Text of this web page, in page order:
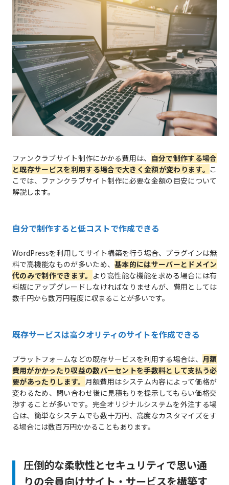
ファンクラブサイト制作にかかる費用は、
自分で制作する場合
と既存サービスを利用する場合で大きく金額が変わります。 こ
こでは、ファンクラブサイト制作に必要な金額の目安について
解説します。
自分で制作すると低コストで作成できる
WordPressを利用してサイト構築を行う場合、プラグインは無
料で高機能なものが多いため、基本的にはサーバーとドメイン
代のみで制作できます。 より高性能な機能を求める場合には有
料版にアップグレードしなければなりませんが、費用としては
数千円から数万円程度に収まることが多いです。
既存サービスは高クオリティのサイトを作成できる
プラットフォームなどの既存サービスを利用する場合は、 月額
費用がかかったり収益の数パーセントを手数料として支払う必
要があったりします。 月額費用はシステム内容によって価格が
変わるため、問い合わせ後に見積もりを提示してもらい価格交
渉することが多いです。完全オリジナルシステムを外注する場
合は、簡単なシステムでも数十万円、高度なカスタマイズをす
る場合には数百万円かかることもあります。
圧倒的な柔軟性とセキュリティで思い通
りの会員向けサイト・サービスを構築す